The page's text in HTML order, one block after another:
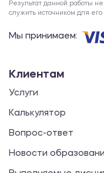
Результат данной работы
служить источником для
Мы принимаем:
Клиентам
Услуги
Калькулятор
Вопрос-ответ
Новости